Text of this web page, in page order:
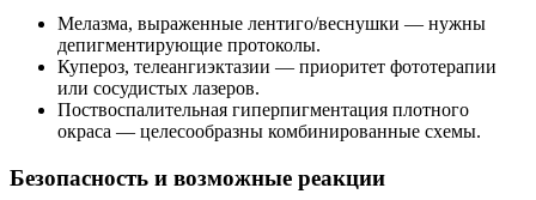
Мелазма, выраженные лентиго/веснушки — нужны
депигментирующие протоколы.
Купероз, телеангиэктазии — приоритет фототерапии
или сосудистых лазеров.
Поствоспалительная гиперпигментация плотного
окраса — целесообразны комбинированные схемы.
Безопасность и возможные реакции